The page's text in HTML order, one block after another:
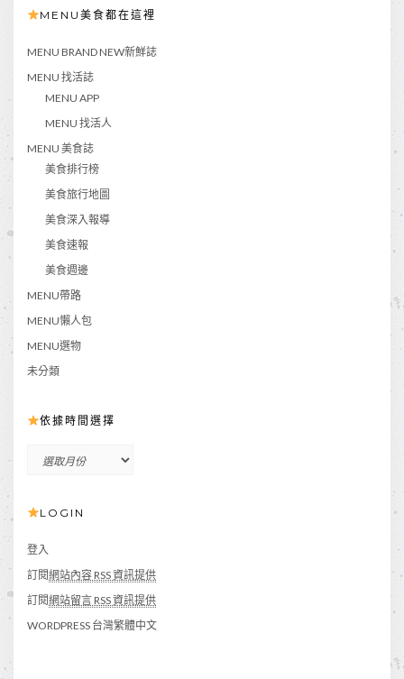
MENU美食都在這裡
MENU BRAND NEW新鮮誌
MENU 找活誌
MENU APP
MENU 找活人
MENU 美食誌
美食排行榜
美食旅行地圖
美食深入報導
美食速報
美食週邊
MENU帶路
MENU懶人包
MENU選物
未分類
依據時間選擇
間
擇
LOGIN
登入
訂閱網站內容 RSS 資訊提供
訂閱網站留言 RSS 資訊提供
WORDPRESS 台灣繁體中文